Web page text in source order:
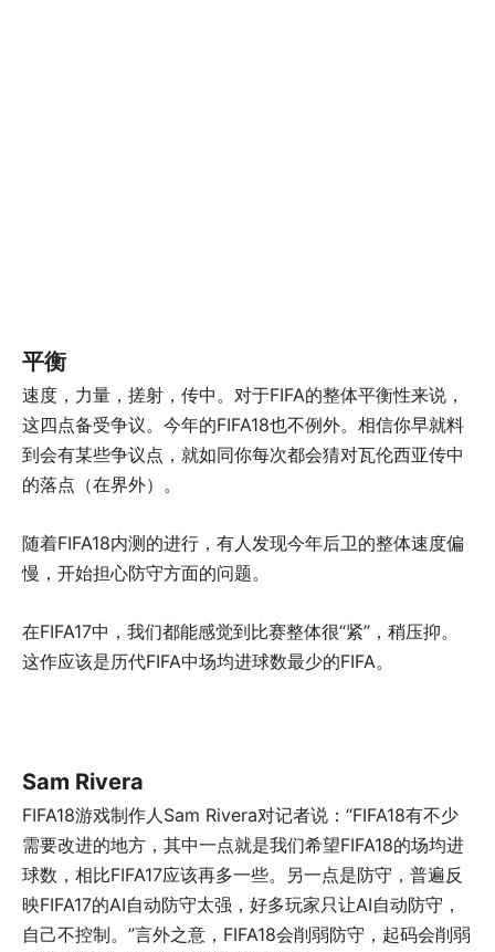
平衡
速度，力量，搓射，传中。对于FIFA的整体平衡性来说，
这四点备受争议。今年的FIFA18也不例外。相信你早就料
到会有某些争议点，就如同你每次都会猜对瓦伦西亚传中
的落点（在界外）。
随着FIFA18内测的进行，有人发现今年后卫的整体速度偏
慢，开始担心防守方面的问题。
在FIFA17中，我们都能感觉到比赛整体很“紧”，稍压抑。
这作应该是历代FIFA中场均进球数最少的FIFA。
Sam Rivera
FIFA18游戏制作人Sam Rivera对记者说：“FIFA18有不少
需要改进的地方，其中一点就是我们希望FIFA18的场均进
球数，相比FIFA17应该再多一些。另一点是防守，普遍反
映FIFA17的AI自动防守太强，好多玩家只让AI自动防守，
自己不控制。”言外之意，FIFA18会削弱防守，起码会削弱